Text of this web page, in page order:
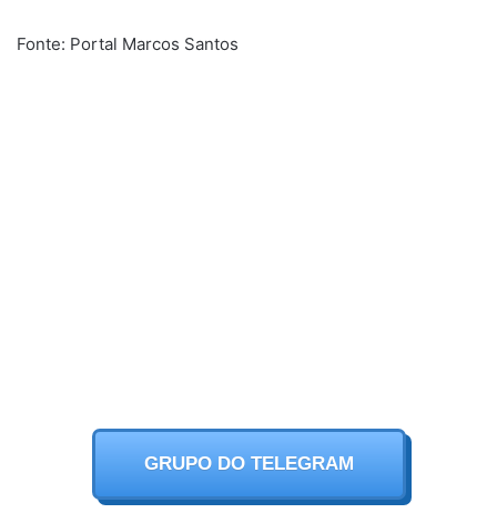
Fonte: Portal Marcos Santos
GRUPO DO TELEGRAM